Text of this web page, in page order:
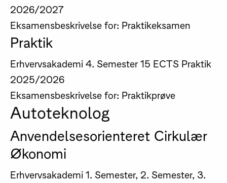
2026/2027
Eksamensbeskrivelse for: Praktikeksamen
Praktik
Erhvervsakademi 4. Semester 15 ECTS Praktik
2025/2026
Eksamensbeskrivelse for: Praktikprøve
Autoteknolog
Anvendelsesorienteret Cirkulær
Økonomi
Erhvervsakademi 1. Semester, 2. Semester, 3.